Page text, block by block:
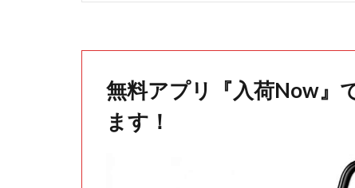
無料アプリ『入荷Now』
ます！